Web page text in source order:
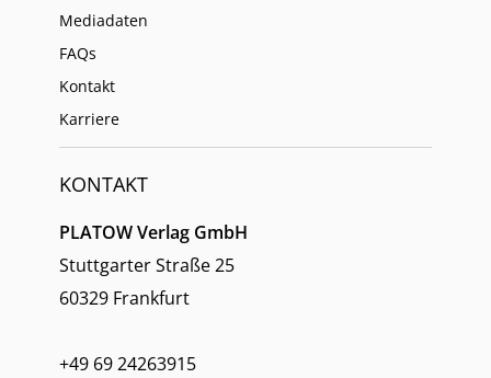
Mediadaten
FAQs
Kontakt
Karriere
KONTAKT
PLATOW Verlag GmbH
Stuttgarter Straße 25
60329 Frankfurt
+49 69 24263915